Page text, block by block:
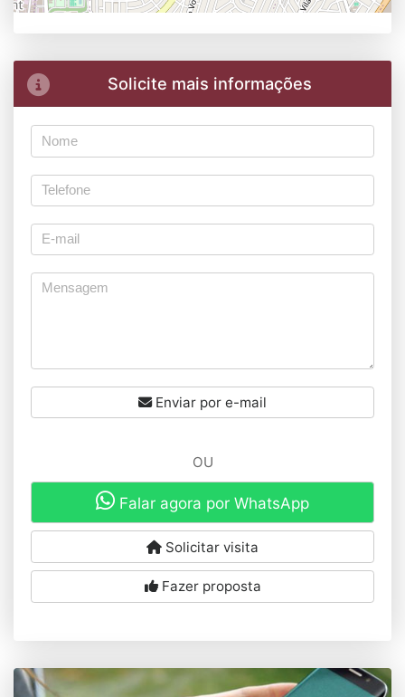
Solicite mais informações
Enviar por e-mail
OU
Falar agora por WhatsApp
Solicitar visita
Fazer proposta